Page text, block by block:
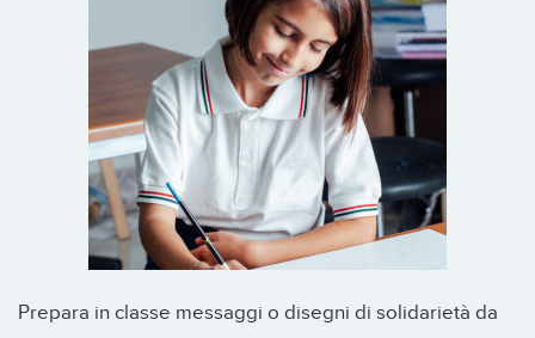
Prepara in classe messaggi o disegni di solidarietà da